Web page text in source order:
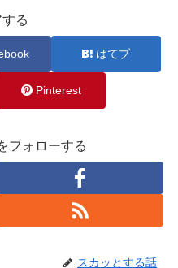
る
はてブ
Pinterest
フォローする
スカッとする話